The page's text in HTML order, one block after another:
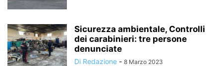
Sicurezza ambientale, Controlli
dei carabinieri: tre persone
denunciate
Di Redazione - 8 Marzo 2023